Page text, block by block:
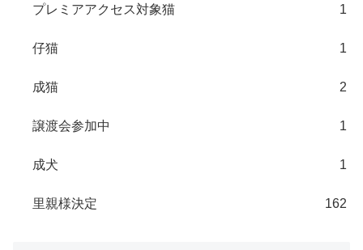
プレミアアクセス対象猫 1
仔猫 1
成猫 2
譲渡会参加中 1
成犬 1
里親様決定 162